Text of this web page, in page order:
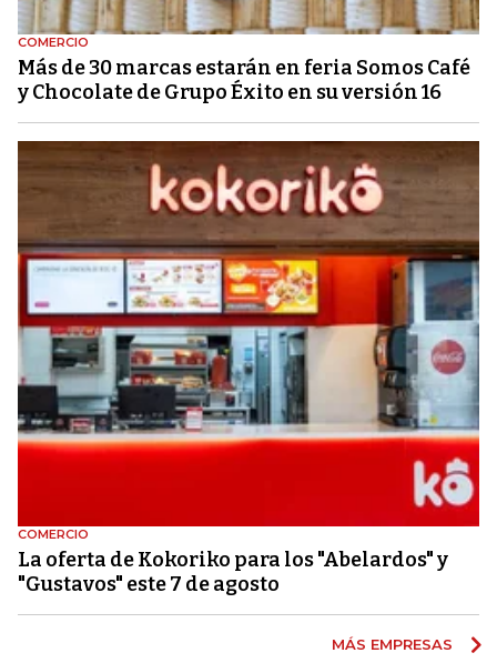
COMERCIO
Más de 30 marcas estarán en feria Somos Café
y Chocolate de Grupo Éxito en su versión 16
COMERCIO
La oferta de Kokoriko para los "Abelardos" y
"Gustavos" este 7 de agosto
MÁS EMPRESAS